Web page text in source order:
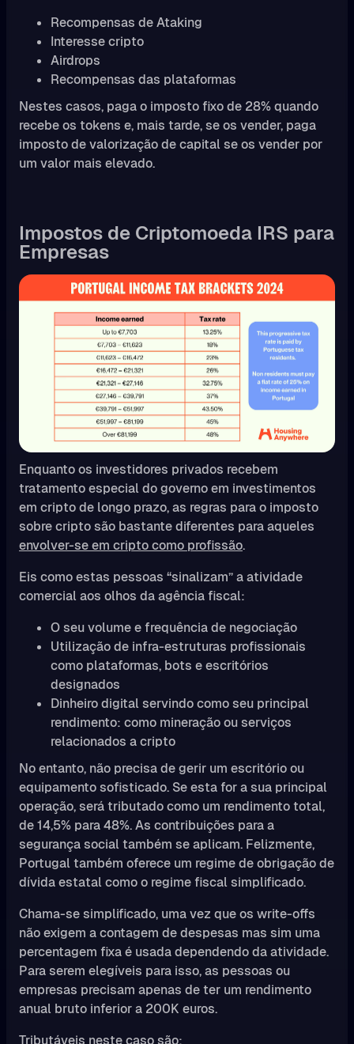
Recompensas de Ataking
Interesse cripto
Airdrops
Recompensas das plataformas
Nestes casos, paga o imposto fixo de 28% quando
recebe os tokens e, mais tarde, se os vender, paga
imposto de valorização de capital se os vender por
um valor mais elevado.
Impostos de Criptomoeda IRS para
Empresas
Enquanto os investidores privados recebem
tratamento especial do governo em investimentos
em cripto de longo prazo, as regras para o imposto
sobre cripto são bastante diferentes para aqueles
envolver-se em cripto como profissão.
Eis como estas pessoas “sinalizam” a atividade
comercial aos olhos da agência fiscal:
O seu volume e frequência de negociação
Utilização de infra-estruturas profissionais
como plataformas, bots e escritórios
designados
Dinheiro digital servindo como seu principal
rendimento: como mineração ou serviços
relacionados a cripto
No entanto, não precisa de gerir um escritório ou
equipamento sofisticado. Se esta for a sua principal
operação, será tributado como um rendimento total,
de 14,5% para 48%. As contribuições para a
segurança social também se aplicam. Felizmente,
Portugal também oferece um regime de obrigação de
dívida estatal como o regime fiscal simplificado.
Chama-se simplificado, uma vez que os write-offs
não exigem a contagem de despesas mas sim uma
percentagem fixa é usada dependendo da atividade.
Para serem elegíveis para isso, as pessoas ou
empresas precisam apenas de ter um rendimento
anual bruto inferior a 200K euros.
Tributáveis neste caso são: